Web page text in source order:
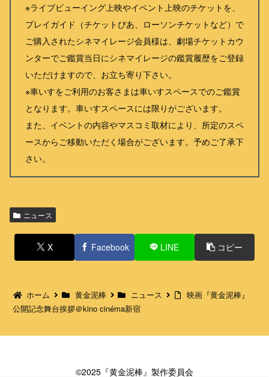
※ライブビューイング上映やイベント上映のチケットを、
プレイガイド（チケットぴあ、ローソンチケットなど）で
ご購入されたシネマイレージ会員様は、劇場チケットカウ
ンターでご鑑賞当日にシネマイレージの鑑賞履歴をご登録
いただけますので、お立ち寄り下さい。
※車いすをご利用のお客さまは車いすスペースでのご鑑賞
となります。車いすスペースには限りがございます。
また、イベントの内容やマスコミ取材により、所定のスペ
ースからご移動いただく場合がございます。予めご了承下
さい。
ニュース
X Facebook LINE コピー
ホーム 黄金泥棒 ニュース
映画『黄金泥棒』
公開記念舞台挨拶＠kino cinéma新宿
©2025『黄金泥棒』製作委員会